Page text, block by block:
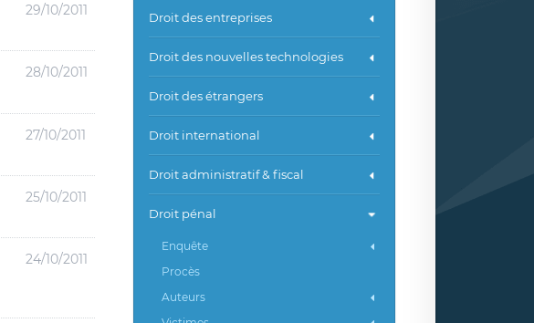
29/10/2011
28/10/2011
27/10/2011
25/10/2011
24/10/2011
Droit des entreprises
Droit des nouvelles technologies
Droit des étrangers
Droit international
Droit administratif & fiscal
Droit pénal
Enquête
Procès
Auteurs